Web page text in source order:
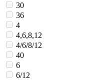
30
36
4
4,6,8,12
4/6/8/12
40
6
6/12